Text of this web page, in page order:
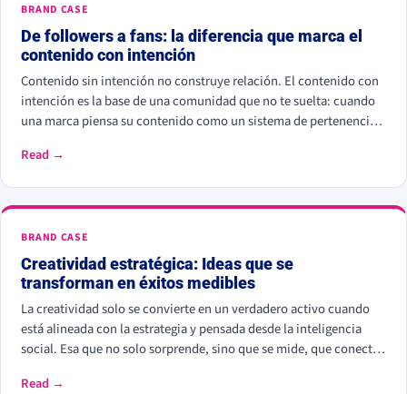
BRAND CASE
De followers a fans: la diferencia que marca el
contenido con intención
Contenido sin intención no construye relación. El contenido con
intención es la base de una comunidad que no te suelta: cuando
una marca piensa su contenido como un sistema de pertenencia y
convierten en fans.
Read →
BRAND CASE
Creatividad estratégica: Ideas que se
transforman en éxitos medibles
La creatividad solo se convierte en un verdadero activo cuando
está alineada con la estrategia y pensada desde la inteligencia
social. Esa que no solo sorprende, sino que se mide, que conecta
Read →